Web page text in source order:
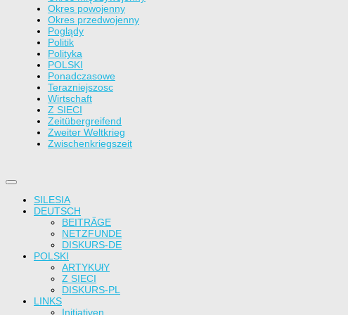
Okres powojenny
Okres przedwojenny
Poglądy
Politik
Polityka
POLSKI
Ponadczasowe
Terazniejszosc
Wirtschaft
Z SIECI
Zeitübergreifend
Zweiter Weltkrieg
Zwischenkriegszeit
SILESIA
DEUTSCH
BEITRÄGE
NETZFUNDE
DISKURS-DE
POLSKI
ARTYKUłY
Z SIECI
DISKURS-PL
LINKS
Initiativen